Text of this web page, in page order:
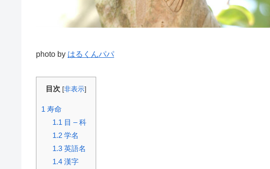
photo by はるくんパパ
目次 [非表示]
1 寿命
1.1 目 – 科
1.2学名
1.3英語名
1.4漢字